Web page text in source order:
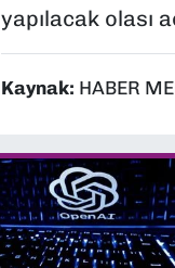
yapılacak olası
Kaynak: HABER